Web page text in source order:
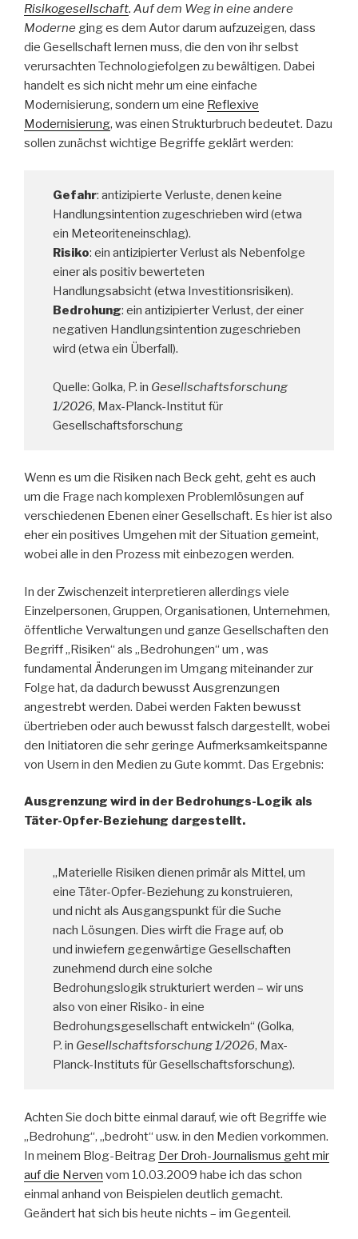
Risikogesellschaft. Auf dem Weg in eine andere
Moderne ging es dem Autor darum aufzuzeigen, dass
die Gesellschaft lernen muss, die den von ihr selbst
verursachten Technologiefolgen zu bewältigen. Dabei
handelt es sich nicht mehr um eine einfache
Modernisierung, sondern um eine Reflexive
Modernisierung, was einen Strukturbruch bedeutet. Dazu
sollen zunächst wichtige Begriffe geklärt werden:
Gefahr: antizipierte Verluste, denen keine
Handlungsintention zugeschrieben wird (etwa
ein Meteoriteneinschlag).
Risiko: ein antizipierter Verlust als Nebenfolge
einer als positiv bewerteten
Handlungsabsicht (etwa Investitionsrisiken).
Bedrohung: ein antizipierter Verlust, der einer
negativen Handlungsintention zugeschrieben
wird (etwa ein Überfall).
Quelle: Golka, P. in Gesellschaftsforschung
1/2026, Max-Planck-Institut für
Gesellschaftsforschung
Wenn es um die Risiken nach Beck geht, geht es auch
um die Frage nach komplexen Problemlösungen auf
verschiedenen Ebenen einer Gesellschaft. Es hier ist also
eher ein positives Umgehen mit der Situation gemeint,
wobei alle in den Prozess mit einbezogen werden.
In der Zwischenzeit interpretieren allerdings viele
Einzelpersonen, Gruppen, Organisationen, Unternehmen,
öffentliche Verwaltungen und ganze Gesellschaften den
Begriff „Risiken“ als „Bedrohungen“ um , was
fundamental Änderungen im Umgang miteinander zur
Folge hat, da dadurch bewusst Ausgrenzungen
angestrebt werden. Dabei werden Fakten bewusst
übertrieben oder auch bewusst falsch dargestellt, wobei
den Initiatoren die sehr geringe Aufmerksamkeitspanne
von Usern in den Medien zu Gute kommt. Das Ergebnis:
Ausgrenzung wird in der Bedrohungs-Logik als
Täter-Opfer-Beziehung dargestellt.
„Materielle Risiken dienen primär als Mittel, um
eine Täter-Opfer-Beziehung zu konstruieren,
und nicht als Ausgangspunkt für die Suche
nach Lösungen. Dies wirft die Frage auf, ob
und inwiefern gegenwärtige Gesellschaften
zunehmend durch eine solche
Bedrohungslogik strukturiert werden – wir uns
also von einer Risiko- in eine
Bedrohungsgesellschaft entwickeln“ (Golka,
P. in Gesellschaftsforschung 1/2026, Max-
Planck-Instituts für Gesellschaftsforschung).
Achten Sie doch bitte einmal darauf, wie oft Begriffe wie
„Bedrohung“, „bedroht“ usw. in den Medien vorkommen.
In meinem Blog-Beitrag Der Droh-Journalismus geht mir
auf die Nerven vom 10.03.2009 habe ich das schon
einmal anhand von Beispielen deutlich gemacht.
Geändert hat sich bis heute nichts – im Gegenteil.